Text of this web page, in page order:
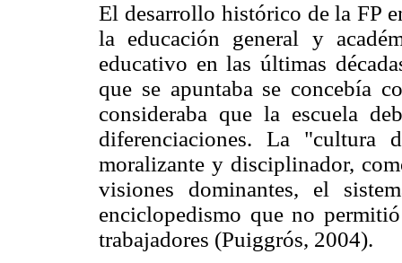
El desarrollo histórico de la FP
la educación general y
educativo en las últimas
que se apuntaba se concebía
consideraba que la escuela
diferenciaciones. La
moralizante y disciplinador,
visiones dominantes, el
enciclopedismo que no
trabajadores (Puiggrós, 2004).